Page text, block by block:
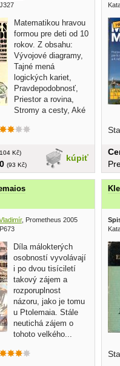
Matematikou hravou
formou pre deti od 10
rokov. Z obsahu:
Vývojové diagramy,
Tajné mená
logických kariet,
Pravdepodobnosť,
Priestor a rovina,
Stromy a cesty, Aké
kúpiť
Kč)
(93 Kč)
, Prometheus 2005
Díla málokterých
osobností vyvolávají
i po dvou tisíciletí
takový zájem a
rozporuplnost
názoru, jako je tomu
u Ptolemaia. Stále
neutichá zájem o
tohoto velkého...